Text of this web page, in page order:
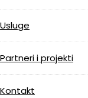
Usluge
Partneri i projekti
Kontakt